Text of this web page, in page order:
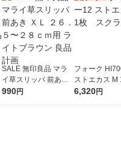
SALE 無印良品 マラ
イ草スリッパ 前あき
ＸＬ ２６．５〜２８
990円
フォーク
ストエカス
クラブ
6,320円